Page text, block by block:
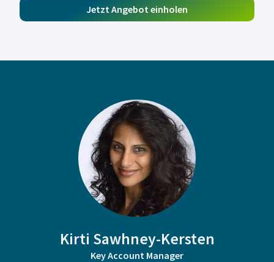
Jetzt Angebot einholen
Kirti Sawhney-Kersten
Key Account Manager